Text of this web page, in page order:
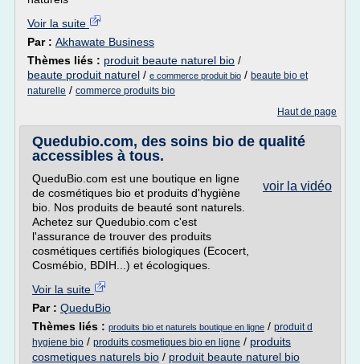
Voir la suite
Par : Akhawate Business
Thèmes liés : produit beaute naturel bio /
beaute produit naturel / e commerce produit bio / beaute bio et
naturelle / commerce produits bio
Haut de page
Quedubio.com, des soins bio de qualité
accessibles à tous.
voir la vidéo
QueduBio.com est une boutique en ligne
de cosmétiques bio et produits d'hygiène
bio. Nos produits de beauté sont naturels.
Achetez sur Quedubio.com c'est
l'assurance de trouver des produits
cosmétiques certifiés biologiques (Ecocert,
Cosmébio, BDIH...) et écologiques.
Voir la suite
Par : QueduBio
Thèmes liés : produits bio et naturels boutique en ligne / produit d
hygiene bio / produits cosmetiques bio en ligne / produits
cosmetiques naturels bio / produit beaute naturel bio